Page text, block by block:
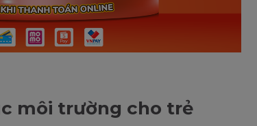
môi trường cho trẻ